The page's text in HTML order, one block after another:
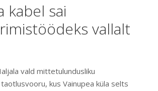
kabel sai
vallalt
vald mittetulundusliku
kus Vainupea küla selts